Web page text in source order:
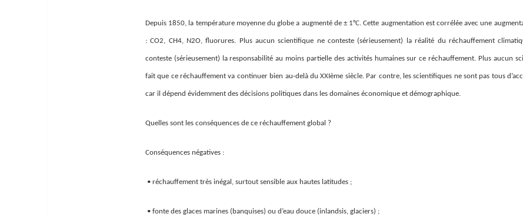
Depuis 1850, la température moyenne du globe a augmenté de ± 1°C. Cette augmentation est corrélée avec une
: CO2, CH4, N2O, fluorures. Plus aucun scientifique ne conteste (sérieusement) la réalité du réchauffement
conteste (sérieusement) la responsabilité au moins partielle des activités humaines sur ce réchauffement. Plus aucun
fait que ce réchauffement va continuer bien au-delà du XXIème siècle. Par contre, les scientifiques ne sont pas tous
car il dépend évidemment des décisions politiques dans les domaines économique et démographique.
Quelles sont les conséquences de ce réchauffement global ?
Conséquences négatives :
• réchauffement très inégal, surtout sensible aux hautes latitudes ;
• fonte des glaces marines (banquises) ou d’eau douce (inlandsis, glaciers) ;